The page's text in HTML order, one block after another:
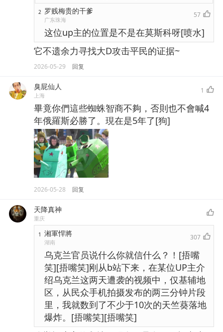
2 罗贱梅贵的干爹
广东珠海
57
这位up主的位置是不是在莫斯科呀[喷水]
它不遗余力寻找大D攻击平民的证据~
2026-05-29 回复
臭屁仙人
上海
1
畢竟你們這些蜘蛛智商不夠，否則也不會喊4
年俄羅斯必勝了。現在是5年了[狗]
2026-05-28 回复
天降真神
重庆
1 湘軍悍將
湖南
307
乌克兰官员说什么你就信什么？！[捂嘴
笑][捂嘴笑]刚从b站下来，在某位UP主介
绍乌克兰这两天遭袭的视频中，仅基辅地
区，从民众手机拍摄发布的两三分钟片段
里，我就数到了不少于10次的天竺葵落地
爆炸。[捂嘴笑][捂嘴笑]